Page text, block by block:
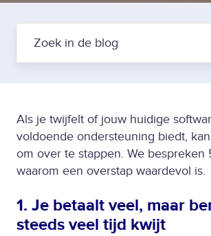
Als je twijfelt of jouw huidige
voldoende ondersteuning biedt,
om over te stappen. We bespreken
waarom een overstap waardevol is.
1. Je betaalt veel, maar
steeds veel tijd kwijt